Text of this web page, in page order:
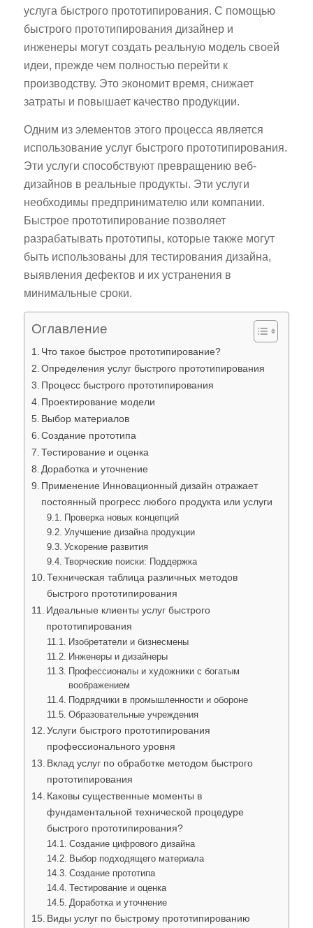
услуга быстрого прототипирования. С помощью
быстрого прототипирования дизайнер и
инженеры могут создать реальную модель своей
идеи, прежде чем полностью перейти к
производству. Это экономит время, снижает
затраты и повышает качество продукции.
Одним из элементов этого процесса является
использование услуг быстрого прототипирования.
Эти услуги способствуют превращению веб-
дизайнов в реальные продукты. Эти услуги
необходимы предпринимателю или компании.
Быстрое прототипирование позволяет
разрабатывать прототипы, которые также могут
быть использованы для тестирования дизайна,
выявления дефектов и их устранения в
минимальные сроки.
Оглавление
Что такое быстрое прототипирование?
Определения услуг быстрого прототипирования
Процесс быстрого прототипирования
Проектирование модели
Выбор материалов
Создание прототипа
Тестирование и оценка
Доработка и уточнение
Применение Инновационный дизайн отражает
постоянный прогресс любого продукта или услуги
Проверка новых концепций
Улучшение дизайна продукции
Ускорение развития
Творческие поиски: Поддержка
Техническая таблица различных методов
быстрого прототипирования
Идеальные клиенты услуг быстрого
прототипирования
Изобретатели и бизнесмены
Инженеры и дизайнеры
Профессионалы и художники с богатым
воображением
Подрядчики в промышленности и обороне
Образовательные учреждения
Услуги быстрого прототипирования
профессионального уровня
Вклад услуг по обработке методом быстрого
прототипирования
Каковы существенные моменты в
фундаментальной технической процедуре
быстрого прототипирования?
Создание цифрового дизайна
Выбор подходящего материала
Создание прототипа
Тестирование и оценка
Доработка и уточнение
Виды услуг по быстрому прототипированию